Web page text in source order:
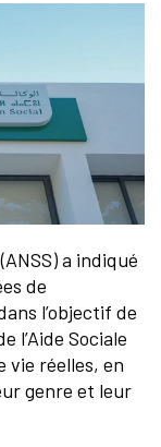
a indiqué
de
l’objectif de
l’Aide Sociale
vie réelles, en
genre et leur